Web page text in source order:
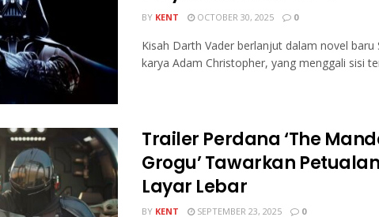
BY KENT OCTOBER 30, 2025 0
Kisah Darth Vader berlanjut dalam novel baru
karya Adam Christopher, yang menggali sisi
Trailer Perdana ‘The
Grogu’ Tawarkan
Layar Lebar
BY KENT SEPTEMBER 23, 2025 0